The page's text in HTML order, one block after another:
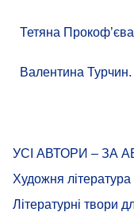
Тетяна
Валентина Турчин.
УСІ АВТОРИ – ЗА
Художня література
Літературні твори